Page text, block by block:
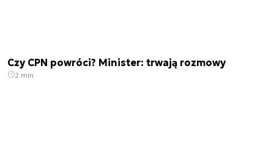
Czy CPN powróci? Minister: trwają rozmowy
2 min.